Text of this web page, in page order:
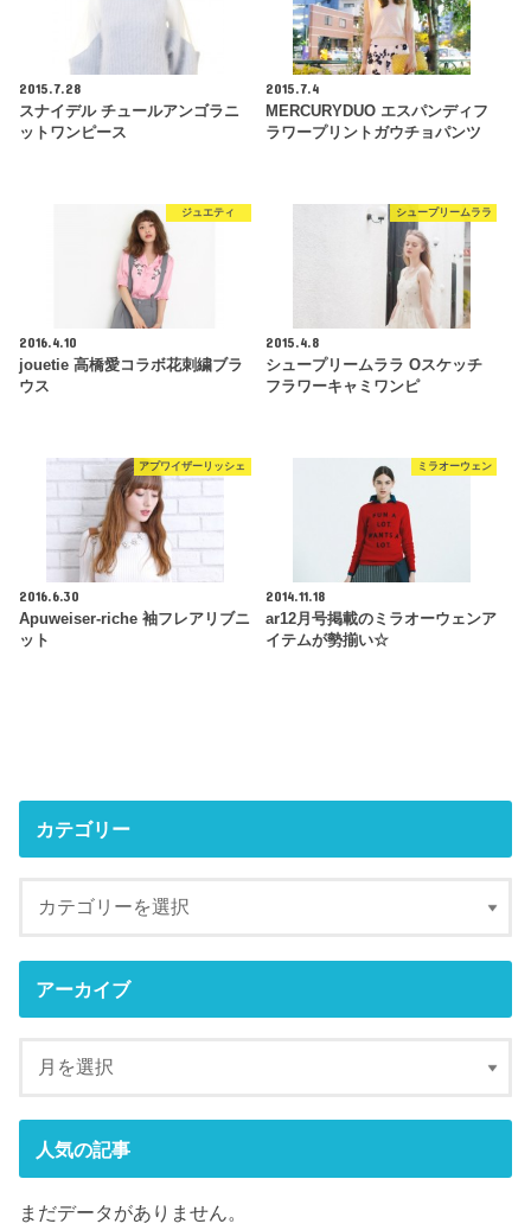
2015.7.28
スナイデル チュールアンゴラニ
ットワンピース
2015.7.4
MERCURYDUO エスパンディフ
ラワープリントガウチョパンツ
ジュエティ
2016.4.10
jouetie 高橋愛コラボ花刺繍ブラ
ウス
シュープリームララ
2015.4.8
シュープリームララ Oスケッチ
フラワーキャミワンピ
アプワイザーリッシェ
2016.6.30
Apuweiser-riche 袖フレアリブニ
ット
ミラオーウェン
2014.11.18
ar12月号掲載のミラオーウェンア
イテムが勢揃い☆
カテゴリー
アーカイブ
人気の記事
まだデータがありません。